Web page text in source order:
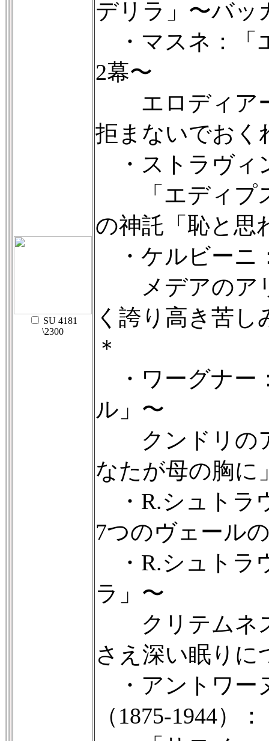
SU 4181
\2300
デリラ」〜バッ
・マスネ：「
2幕〜
エロディア
拒まないでおく
・ストラヴィ
「エディプ
の神託「恥と思
・ケルビーニ
メデアのア
く誇り高き苦し
＊
・ワーグナー
ル」〜
クンドリの
なたが母の胸に
・R.シュトラ
7つのヴェール
・R.シュトラ
ラ」〜
クリテムネ
さえ深い眠りに
・アントワー
（1875-1944）：